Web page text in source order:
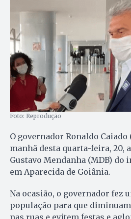
Foto: Reprodução
O governador Ronaldo
manhã desta quarta-feira, 20,
Gustavo Mendanha (MDB) do
em Aparecida de Goiânia.
Na ocasião, o governador fez
população para que